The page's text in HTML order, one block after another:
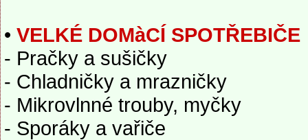
• VELKÉ DOMàCÍ SPOTŘEBIČE
- Pračky a sušičky
- Chladničky a mrazničky
- Mikrovlnné trouby, myčky
- Sporáky a vařiče